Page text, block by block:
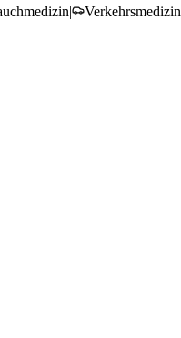
|
Verkehrsmedizin